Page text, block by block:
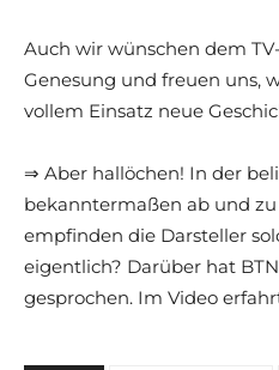
Auch wir wünschen dem
Genesung und freuen uns,
vollem Einsatz neue
⇒ Aber hallöchen! In der
bekanntermaßen ab und
empfinden die Darsteller
eigentlich? Darüber hat
gesprochen. Im Video